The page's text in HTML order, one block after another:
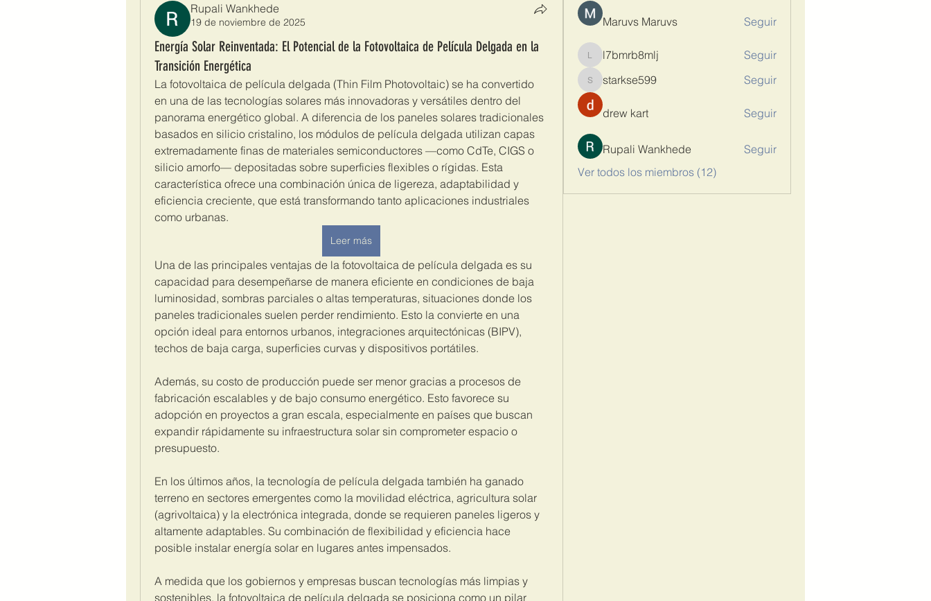
Rupali Wankhede
19 de noviembre de 2025
Energía Solar Reinventada: El Potencial de la Fotovoltaica de Película Delgada en la
Transición Energética
La fotovoltaica de película delgada (Thin Film Photovoltaic) se ha convertido
en una de las tecnologías solares más innovadoras y versátiles dentro del
panorama energético global. A diferencia de los paneles solares tradicionales
basados en silicio cristalino, los módulos de película delgada utilizan capas
extremadamente finas de materiales semiconductores —como CdTe, CIGS o
silicio amorfo— depositadas sobre superficies flexibles o rígidas. Esta
característica ofrece una combinación única de ligereza, adaptabilidad y
eficiencia creciente, que está transformando tanto aplicaciones industriales
como urbanas.
Leer más
Una de las principales ventajas de la fotovoltaica de película delgada es su
capacidad para desempeñarse de manera eficiente en condiciones de baja
luminosidad, sombras parciales o altas temperaturas, situaciones donde los
paneles tradicionales suelen perder rendimiento. Esto la convierte en una
opción ideal para entornos urbanos, integraciones arquitectónicas (BIPV),
techos de baja carga, superficies curvas y dispositivos portátiles.
Además, su costo de producción puede ser menor gracias a procesos de
fabricación escalables y de bajo consumo energético. Esto favorece su
adopción en proyectos a gran escala, especialmente en países que buscan
expandir rápidamente su infraestructura solar sin comprometer espacio o
presupuesto.
En los últimos años, la tecnología de película delgada también ha ganado
terreno en sectores emergentes como la movilidad eléctrica, agricultura solar
(agrivoltaica) y la electrónica integrada, donde se requieren paneles ligeros y
altamente adaptables. Su combinación de flexibilidad y eficiencia hace
posible instalar energía solar en lugares antes impensados.
A medida que los gobiernos y empresas buscan tecnologías más limpias y
sostenibles, la fotovoltaica de película delgada se posiciona como un pilar
Maruvs Maruvs Seguir
l7bmrb8mlj
l7bmrb8mlj Seguir
starkse599
starkse599 Seguir
drew kart Seguir
Rupali Wankhede
Seguir
Ver todos los miembros (12)